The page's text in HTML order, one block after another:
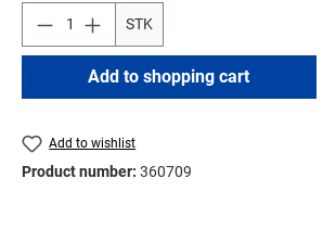
STK
Add to shopping cart
Add to wishlist
Product number: 360709